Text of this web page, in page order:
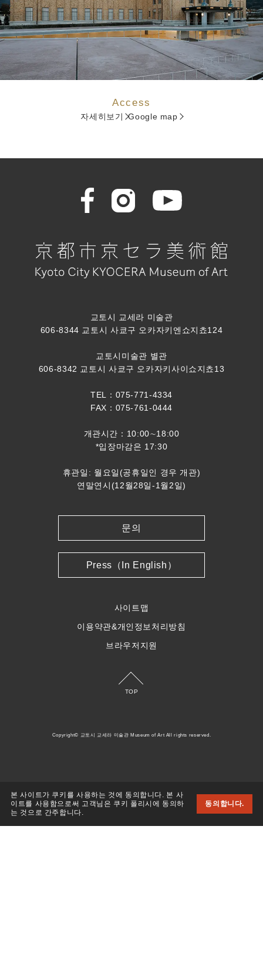
본 사이트가 쿠키를 사용하는 것에 동의합니다. 본 사
이트를 사용함으로써 고객님은 쿠키 폴리시에 동의하
는 것으로 간주합니다.
동의합니다.
Access
자세히보기 Google map
교토시 교세라 미술관
606-8344 교토시 사쿄구 오카자키엔쇼지쵸124
교토시미술관 별관
606-8342 교토시 사쿄구 오카자키사이쇼지쵸13
TEL：075-771-4334
FAX：075-761-0444
개관시간：10:00∼18:00
*입장마감은 17:30
휴관일: 월요일(공휴일인 경우 개관)
연말연시(12월28일-1월2일)
문의
Press（In English）
사이트맵
이용약관&개인정보처리방침
브라우저지원
TOP
Copyright© 교토시 교세라 미술관 Museum of Art All rights reserved.